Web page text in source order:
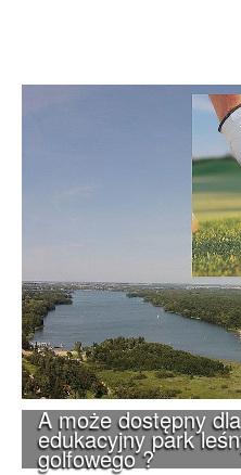
A może dostępny
edukacyjny park
golfowego ?